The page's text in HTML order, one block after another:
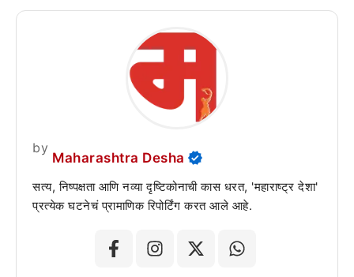
by
Maharashtra Desha
सत्य, निष्पक्षता आणि नव्या दृष्टिकोनाची कास धरत, 'महाराष्ट्र देशा'
प्रत्येक घटनेचं प्रामाणिक रिपोर्टिंग करत आले आहे.